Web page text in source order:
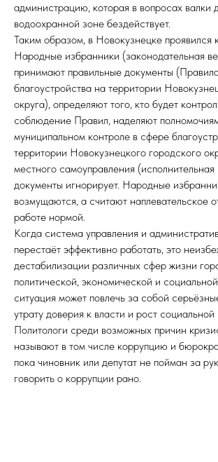
администрацию, которая в вопросах валки
водоохранной зоне бездействует.
Таким образом, в Новокузнецке проявился
Народные избранники (законодательная
принимают правильные документы
благоустройства на территории
округа), определяют того, кто будет
соблюдение Правил, наделяют
муниципальном контроле в сфере
территории Новокузнецкого городского
местного самоуправления (исполнительная
документы игнорирует. Народные
возмущаются, а считают наплевательское
работе нормой.
Когда система управления и
перестаёт эффективно работать, это
дестабилизации различных сфер жизни
политической, экономической и
ситуация может повлечь за собой
утрату доверия к власти и рост
Политологи среди возможных причин
называют в том числе коррупцию и
пока чиновник или депутат не пойман за
говорить о коррупции рано.